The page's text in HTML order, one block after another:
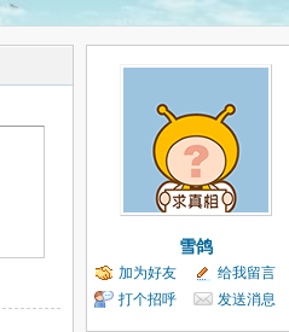
雪鸽
加为好友
给我留言
打个招呼
发送消息